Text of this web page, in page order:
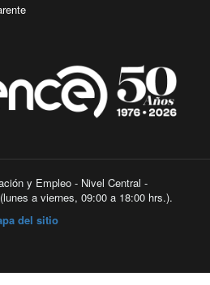
y Empleo - Nivel Central -
a viernes, 09:00 a 18:00 hrs.).
del sitio